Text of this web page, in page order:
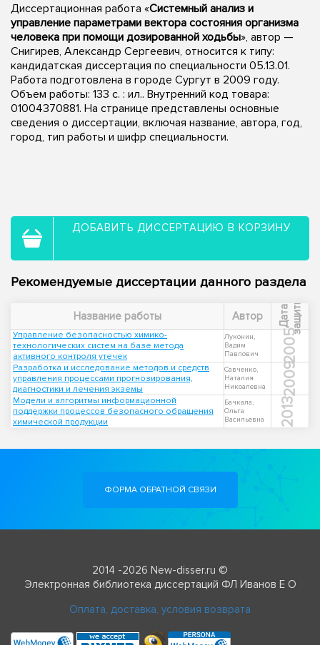
Диссертационная работа «Системный анализ и
управление параметрами вектора состояния организма
человека при помощи дозированной ходьбы», автор —
Снигирев, Александр Сергеевич, относится к типу:
кандидатская диссертация по специальности 05.13.01.
Работа подготовлена в городе Сургут в 2009 году.
Объем работы: 133 с. : ил.. Внутренний код товара:
01004370881. На странице представлены основные
сведения о диссертации, включая название, автора, год,
город, тип работы и шифр специальности.
ДОБАВИТЬ ДИССЕРТАЦИЮ В КОРЗИНУ
Рекомендуемые диссертации данного раздела
Название работы Автор Д
а
т
а
з
а
щ
и
т ы
Управление безопасностью химико-
технологических систем на базе метода
активного контроля утечек
Луконин,
Вадим
Павлович
2005
Разработка и исследование методов и средств
управления процессами прогнозирования,
диагностики и лечения экземы
Савченко,
Наталия
Никоалевна
2009
Модели и алгоритмы информационной
поддержки процессов безопасного обращения
химической продукции
Бачкала,
Ольга
Васильевна
2013
ФОРМА ОБРАТНОЙ СВЯЗИ
2014 -2026 New-disser.ru ©
Электронная библиотека диссертаций ФЛ Иванов Е О
Оплата, доставка, условия возврата